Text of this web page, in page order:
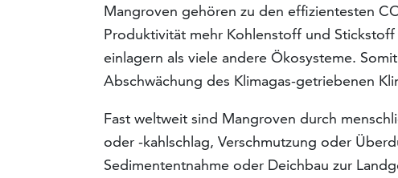
Mangroven gehören zu den effizientesten
Produktivität mehr Kohlenstoff und
einlagern als viele andere Ökosysteme.
Abschwächung des Klimagas-getriebenen
Fast weltweit sind Mangroven durch
oder -kahlschlag, Verschmutzung oder
Sedimententnahme oder Deichbau zur